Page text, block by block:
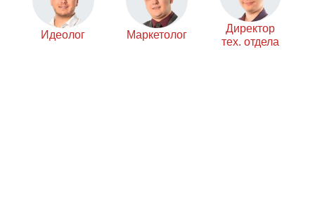
Маркетолог
Директор
тех. отдела
Программист